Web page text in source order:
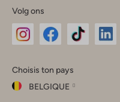
Volg ons
Instagram
Facebook
TikTok
Choisis ton pays
BELGIQUE